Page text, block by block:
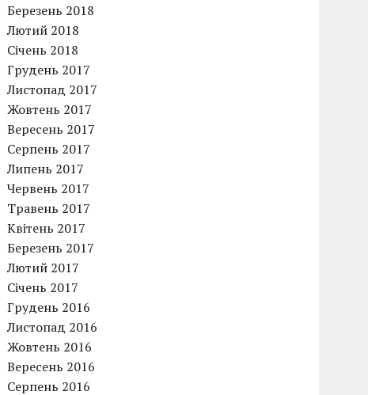
Березень 2018
Лютий 2018
Січень 2018
Грудень 2017
Листопад 2017
Жовтень 2017
Вересень 2017
Серпень 2017
Липень 2017
Червень 2017
Травень 2017
Квітень 2017
Березень 2017
Лютий 2017
Січень 2017
Грудень 2016
Листопад 2016
Жовтень 2016
Вересень 2016
Серпень 2016